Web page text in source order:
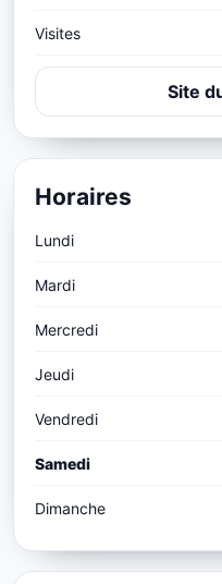
Visites
Site
Horaires
Lundi
Mardi
Mercredi
Jeudi
Vendredi
Samedi
Dimanche